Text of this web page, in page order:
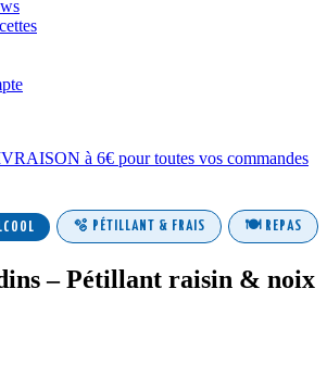
à 6€ pour toutes vos commandes
🫧 PÉTILLANT & FRAIS 🍽️ REPAS
– Pétillant raisin & noix